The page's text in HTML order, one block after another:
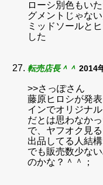
ローシ別色もい
グメントじゃな
ミッドソールと
した
転売店長＾＾ 2014
>>さっぽさん
藤原ヒロシが発
インでオリジナ
だとは思わなか
で、ヤフオク見
出品してる人結
でも販売数少な
のかな？＾＾；